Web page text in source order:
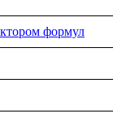
формул